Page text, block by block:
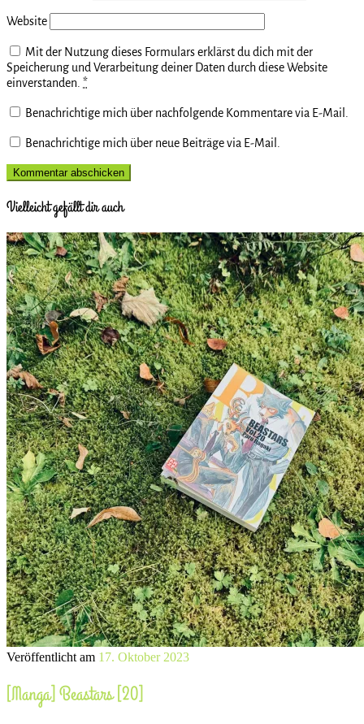
Website
Mit der Nutzung dieses Formulars erklärst du dich mit der
Speicherung und Verarbeitung deiner Daten durch diese Website
einverstanden. *
Benachrichtige mich über nachfolgende Kommentare via E-Mail.
Benachrichtige mich über neue Beiträge via E-Mail.
Vielleicht gefällt dir auch
Veröffentlicht am 17. Oktober 2023
[Manga] Beastars [20]